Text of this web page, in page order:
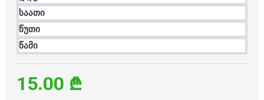
საათი
წუთი
წამი
15.00 ₾